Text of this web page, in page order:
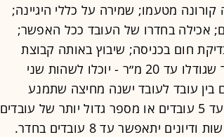
מטעמו; שמירה על כללי היגיינה;
אכילה בחדרו של העובד ככל האפשר;
לאדם; בדיקת חום בכניסה; שיבוץ באותה קבוצת
הסעה ואותה משמרת, ככל האפשר; בחדר שגודלו עד 20 מ״ר - יוכלו לשהות שני
בין עובד לעובד ישנה מחיצה שתמנע
העברת רסס; בחדר שגודלו מעל 20 מ"ר- עד 5 עובדים או מספר גדול יותר של עובדים
אם בין עובד לעובד ישנה מחיצה; קיום פגישות ודיונים יתאפשר עד 8 עובדים בחדר.